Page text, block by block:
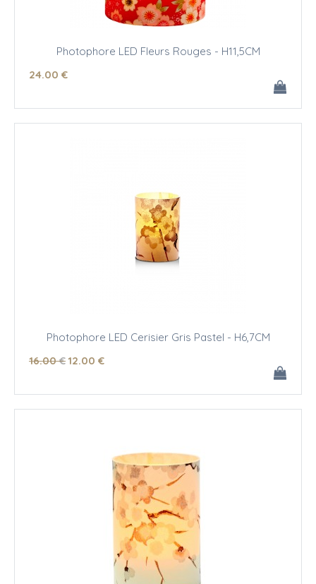
Photophore LED Fleurs Rouges - H11,5CM
24.00 €
Photophore LED Cerisier Gris Pastel - H6,7CM
16.00 €12.00 €